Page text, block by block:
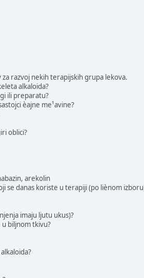
razvoj nekih terapijskih grupa lekova.
alkaloida?
ili preparatu?
èajne me¹avine?
oblici?
arekolin
se danas koriste u terapiji (po liènom
imaju ljutu ukus)?
u biljnom tkivu?